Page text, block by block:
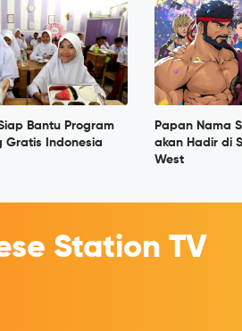
Bantu Program
Gratis Indonesia
Papan Nama
akan Hadir di
West
Station TV